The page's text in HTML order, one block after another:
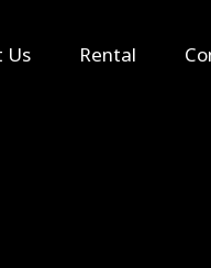
Us Rental